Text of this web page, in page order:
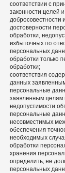
соответствии с
законности целей
добросовестности
достоверности
обработки,
избыточных по
персональных
обработки только
обработки;
соответствия
данных
персональные
заявленным целям
недопустимости
персональные
несовместимых
обеспечения
необходимых
обработки
хранения
определить, не
персональных